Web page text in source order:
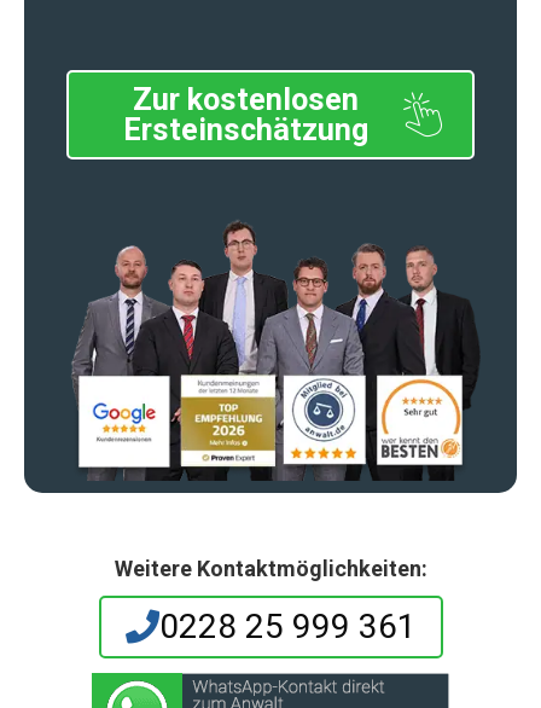
Zur kostenlosen
Ersteinschätzung
Weitere Kontaktmöglichkeiten:
0228 25 999 361